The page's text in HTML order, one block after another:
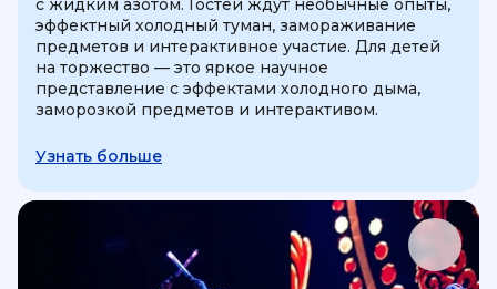
с жидким азотом. Гостей ждут необычные опыты,
эффектный холодный туман, замораживание
предметов и интерактивное участие. Для детей
на торжество — это яркое научное
представление с эффектами холодного дыма,
заморозкой предметов и интерактивом.
Узнать больше